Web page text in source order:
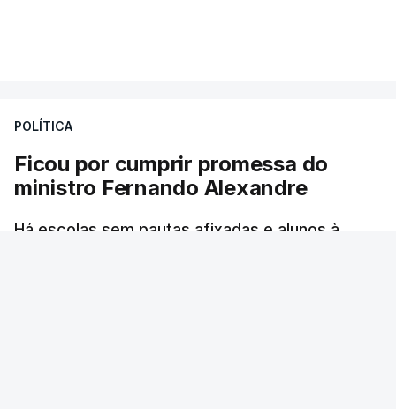
POLÍTICA
Ficou por cumprir promessa do
ministro Fernando Alexandre
Há escolas sem pautas afixadas e alunos à